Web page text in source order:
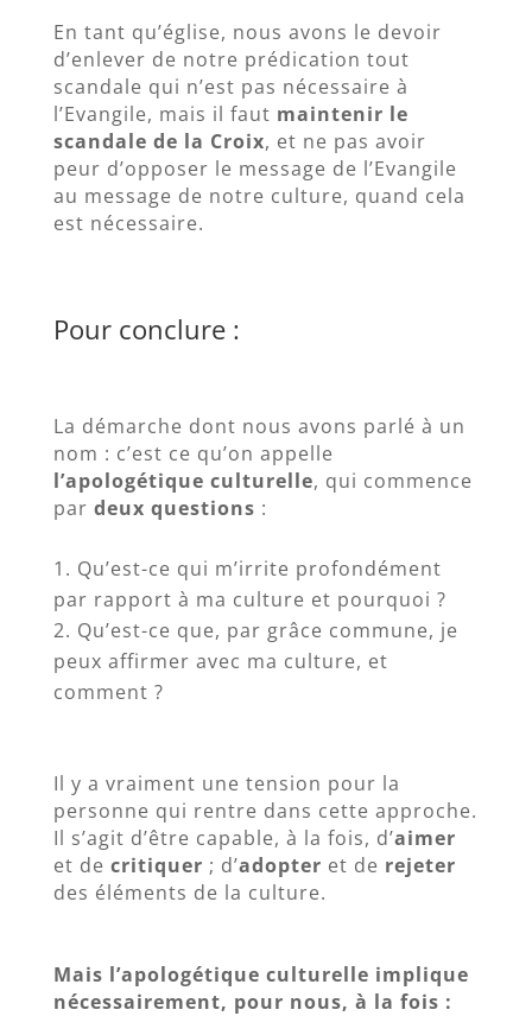
En tant qu’église, nous avons le devoir
d’enlever de notre prédication tout
scandale qui n’est pas nécessaire à
l’Evangile, mais il faut maintenir le
scandale de la Croix, et ne pas avoir
peur d’opposer le message de l’Evangile
au message de notre culture, quand cela
est nécessaire.
Pour conclure :
La démarche dont nous avons parlé à un
nom : c’est ce qu’on appelle
l’apologétique culturelle, qui commence
par deux questions :
Qu’est-ce qui m’irrite profondément
par rapport à ma culture et pourquoi ?
Qu’est-ce que, par grâce commune, je
peux affirmer avec ma culture, et
comment ?
Il y a vraiment une tension pour la
personne qui rentre dans cette approche.
Il s’agit d’être capable, à la fois, d’aimer
et de critiquer ; d’adopter et de rejeter
des éléments de la culture.
Mais l’apologétique culturelle implique
nécessairement, pour nous, à la fois :